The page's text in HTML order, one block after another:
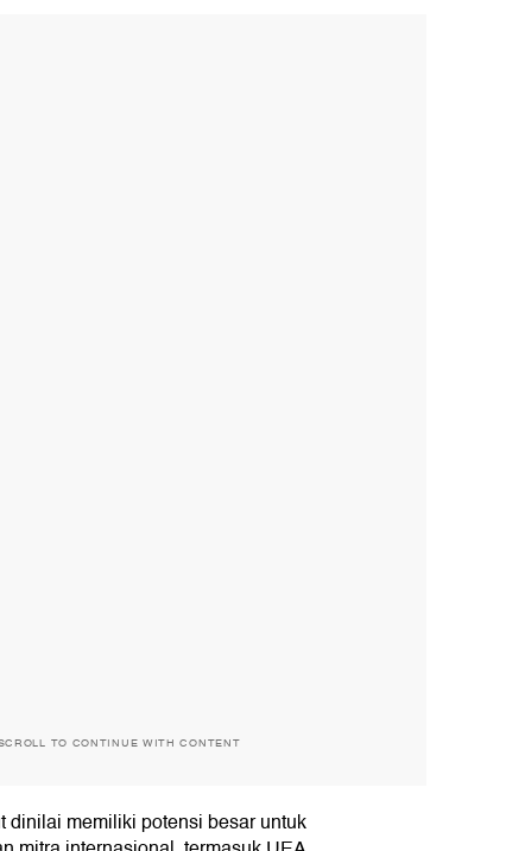
TO CONTINUE WITH CONTENT
dinilai memiliki potensi besar untuk